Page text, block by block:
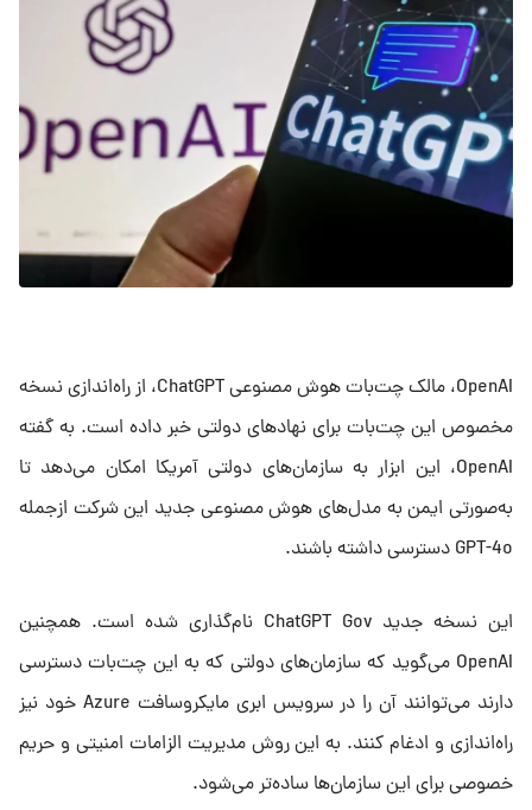
OpenAI، مالک چت‌بات هوش مصنوعی ChatGPT، از راه‌اندازی نسخه
مخصوص این چت‌بات برای نهادهای دولتی خبر داده است. به گفته
OpenAI، این ابزار به سازمان‌های دولتی آمریکا امکان می‌دهد تا
به‌صورتی ایمن به مدل‌های هوش مصنوعی جدید این شرکت ازجمله
GPT-4o دسترسی داشته باشند.
این نسخه جدید ChatGPT Gov نام‌گذاری شده است. همچنین
OpenAI می‌گوید که سازمان‌های دولتی که به این چت‌بات دسترسی
دارند می‌توانند آن را در سرویس ابری مایکروسافت Azure خود نیز
راه‌اندازی و ادغام کنند. به این روش مدیریت الزامات امنیتی و حریم
خصوصی برای این سازمان‌ها ساده‌تر می‌شود.